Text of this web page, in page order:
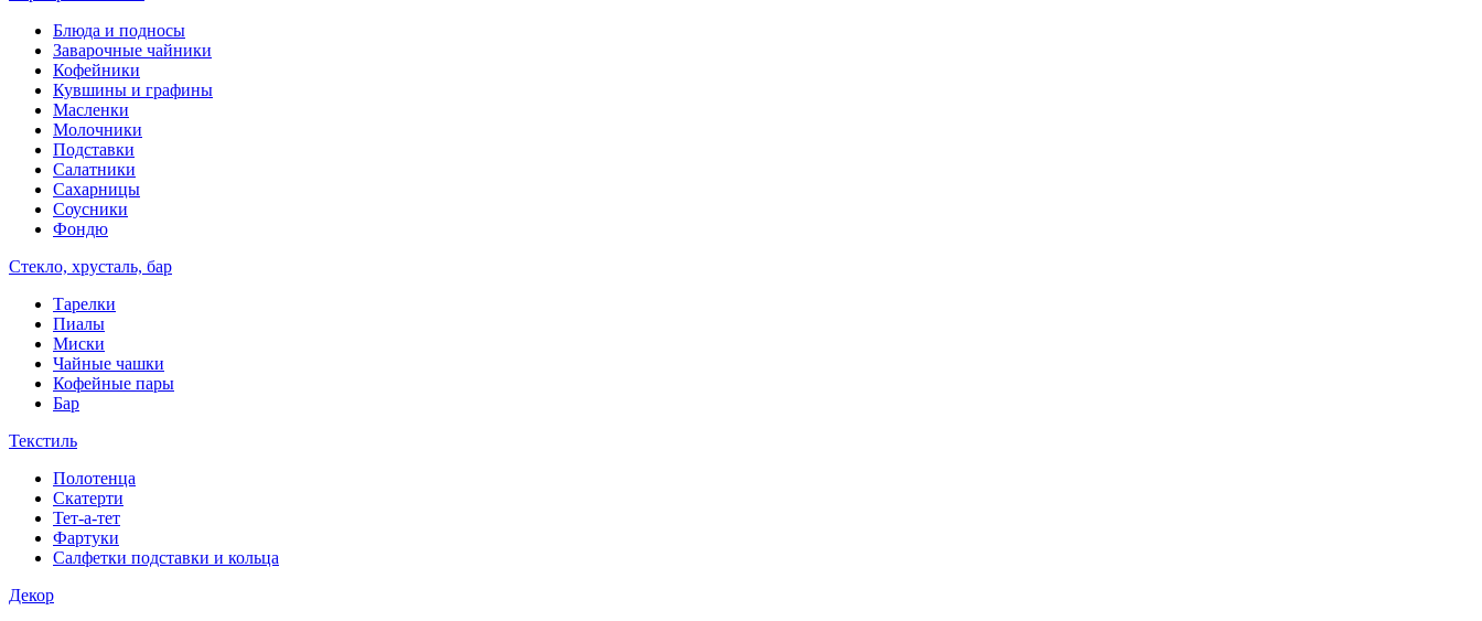
Блюда и подносы
Заварочные чайники
Кофейники
Кувшины и графины
Масленки
Молочники
Подставки
Салатники
Сахарницы
Соусники
Фондю
Стекло, хрусталь, бар
Тарелки
Пиалы
Миски
Чайные чашки
Кофейные пары
Бар
Текстиль
Полотенца
Скатерти
Тет-а-тет
Фартуки
Салфетки подставки и кольца
Декор